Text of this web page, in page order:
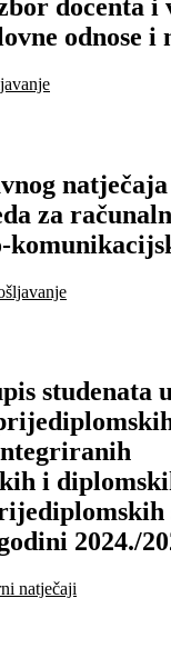
docenta i
odnose i
za
studenata
i
2024./
natječaji